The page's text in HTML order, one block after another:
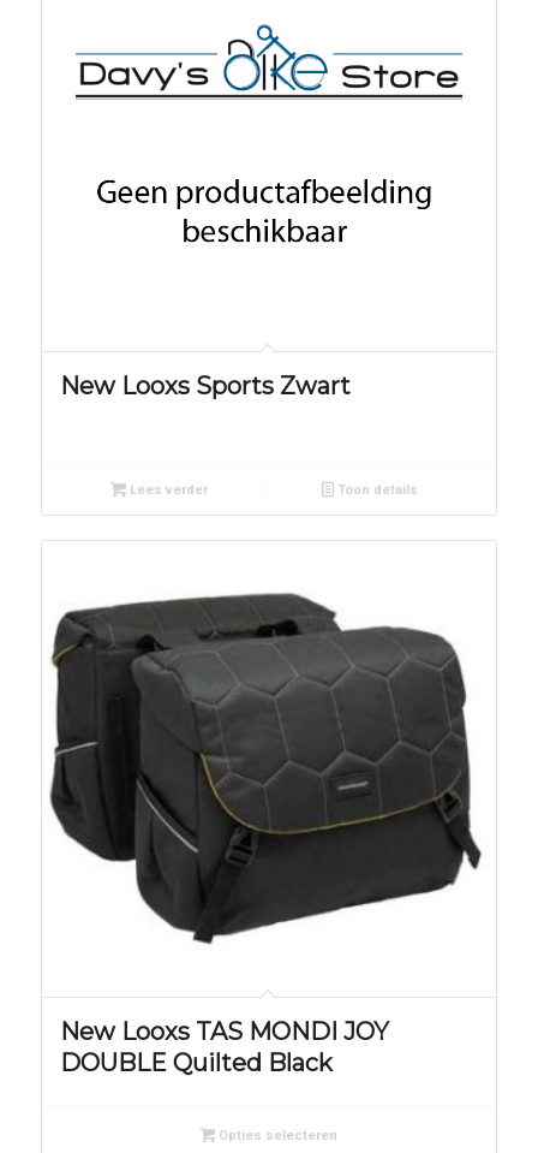
New Looxs Sports Zwart
Lees verder Toon details
New Looxs TAS MONDI JOY
DOUBLE Quilted Black
Opties selecteren